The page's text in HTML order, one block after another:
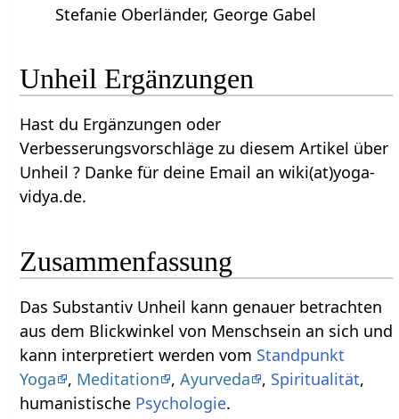
Stefanie Oberländer, George Gabel
Unheil‏‎ Ergänzungen
Hast du Ergänzungen oder
Verbesserungsvorschläge zu diesem Artikel über
Unheil‏‎ ? Danke für deine Email an wiki(at)yoga-
vidya.de.
Zusammenfassung
Das Substantiv Unheil‏‎ kann genauer betrachten
aus dem Blickwinkel von Menschsein an sich und
kann interpretiert werden vom Standpunkt
Yoga
, Meditation ,Ayurveda , Spiritualität,
humanistische Psychologie.